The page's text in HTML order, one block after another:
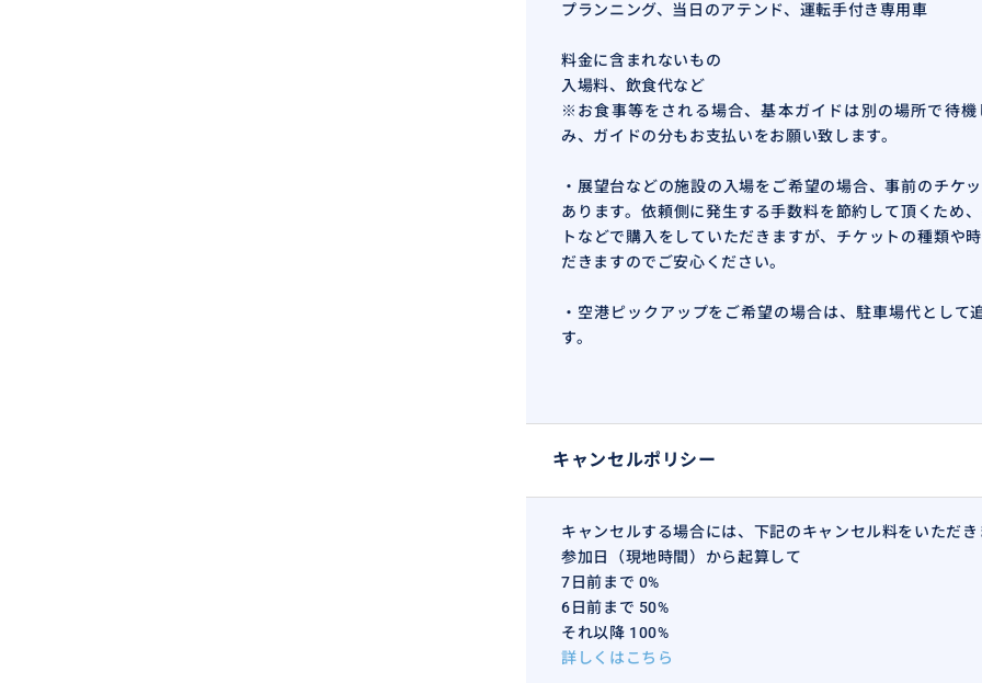
プランニング、当日のアテンド、運転手付き専用車
料金に含まれないもの
入場料、飲食代など
※お食事等をされる場合、基本ガイドは別の場所で待機
み、ガイドの分もお支払いをお願い致します。
・展望台などの施設の入場をご希望の場合、事前のチケ
あります。依頼側に発生する手数料を節約して頂くため
トなどで購入をしていただきますが、チケットの種類や
だきますのでご安心ください。
・空港ピックアップをご希望の場合は、駐車場代として
す。
キャンセルポリシー
キャンセルする場合には、下記のキャンセル料をいただき
参加日（現地時間）から起算して
7日前まで 0%
6日前まで 50%
それ以降 100%
詳しくはこちら